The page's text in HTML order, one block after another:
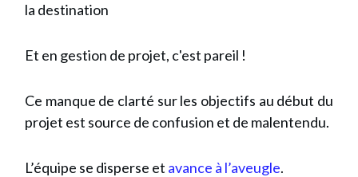
la destination
Et en gestion de projet, c'est pareil !
Ce manque de clarté sur les objectifs au début du
projet est source de confusion et de malentendu.
L’équipe se disperse et avance à l’aveugle.